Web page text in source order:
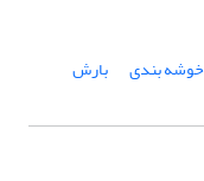
خوشه بندی بارش